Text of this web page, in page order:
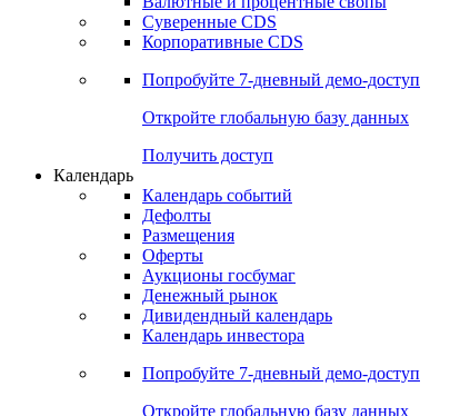
Получить доступ
Деривативы
Поиск деривативов
Валютные и процентные свопы
Суверенные CDS
Корпоративные CDS
Попробуйте7-дневный
Откройте глобальную базу данных
Получить доступ
Календарь
Календарь событий
Дефолты
Размещения
Оферты
Аукционы госбумаг
Денежный рынок
Дивидендный календарь
Календарь инвестора